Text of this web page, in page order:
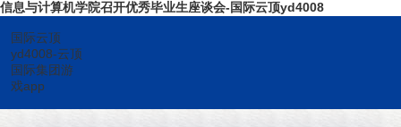
信息与计算机学院召开优秀毕业生座谈会-国际云顶yd4008
国际云顶
yd4008-云顶
国际集团游
戏app